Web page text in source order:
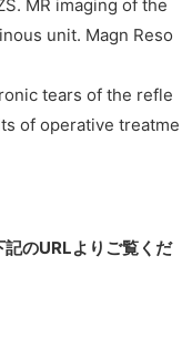
MR imaging of the
unit. Magn Reso
tears of the refle
of operative treatme
のURLよりご覧くだ